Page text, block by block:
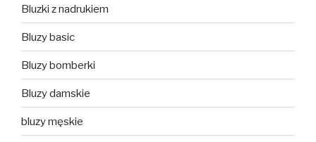
Bluzki z nadrukiem
Bluzy basic
Bluzy bomberki
Bluzy damskie
bluzy męskie